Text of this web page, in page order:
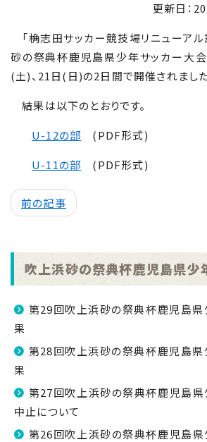
更新日：
「桷志田サッカー競技場リニューア
砂の祭典杯鹿児島県少年サッカー大
(土)、21日(日)の2日間で開催されました
結果は以下のとおりです。
U-12の部 (PDF形式)
U-11の部 (PDF形式)
前の記事
吹上浜砂の祭典杯鹿児島県少
第29回吹上浜砂の祭典杯鹿児島県
果
第28回吹上浜砂の祭典杯鹿児島県
果
第27回吹上浜砂の祭典杯鹿児島県
中止について
第26回吹上浜砂の祭典杯鹿児島県